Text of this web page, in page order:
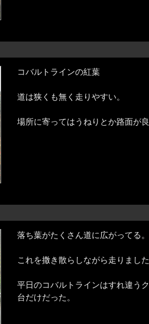
コバルトラインの紅葉
道は狭くも無く走りやすい。
場所に寄ってはうねりとか路面が良
落ち葉がたくさん道に広がってる。
これを撒き散らしながら走りました
平日のコバルトラインはすれ違う
台だけだった。